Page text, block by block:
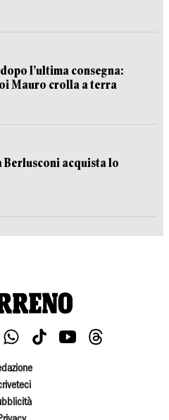
l’ultima consegna:
Mauro crolla a terra
Berlusconi acquista lo